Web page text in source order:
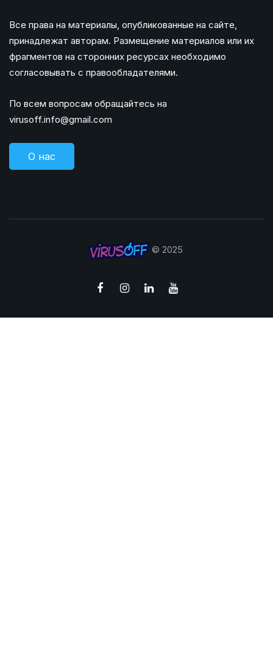
Все права на материалы, опубликованные на сайте,
принадлежат авторам. Размещение материалов или их
фрагментов на сторонних ресурсах необходимо
согласовывать с правообладателями.
По всем вопросам обращайтесь на
virusoff.info@gmail.com
О нас
© 2025